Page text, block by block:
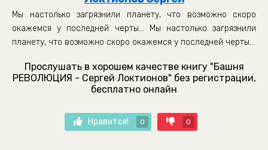
Мы настолько загрязнили планету, что возможно скоро
окажемся у последней черты... Мы настолько загрязнили
планету, что возможно скоро окажемся у последней черты...
Прослушать в хорошем качестве книгу "Башня
РЕВОЛЮЦИЯ - Сергей Локтионов" без регистрации,
бесплатно онлайн
Нравится! 0 0